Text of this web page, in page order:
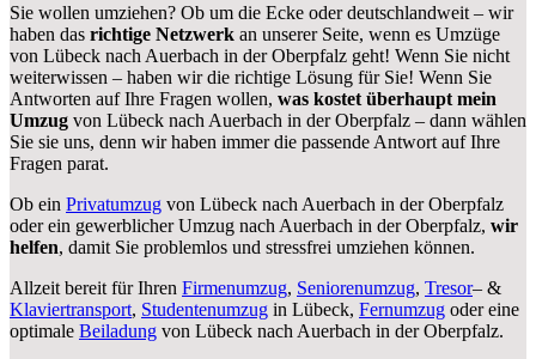
Sie wollen umziehen? Ob um die Ecke oder deutschlandweit – wir
haben das richtige Netzwerk an unserer Seite, wenn es Umzüge
von Lübeck nach Auerbach in der Oberpfalz geht! Wenn Sie nicht
weiterwissen – haben wir die richtige Lösung für Sie! Wenn Sie
Antworten auf Ihre Fragen wollen, was kostet überhaupt mein
Umzug von Lübeck nach Auerbach in der Oberpfalz – dann wählen
Sie sie uns, denn wir haben immer die passende Antwort auf Ihre
Fragen parat.
Ob ein Privatumzug von Lübeck nach Auerbach in der Oberpfalz
oder ein gewerblicher Umzug nach Auerbach in der Oberpfalz, wir
helfen, damit Sie problemlos und stressfrei umziehen können.
Allzeit bereit für Ihren Firmenumzug, Seniorenumzug, Tresor– &
Klaviertransport, Studentenumzug in Lübeck, Fernumzug oder eine
optimale Beiladung von Lübeck nach Auerbach in der Oberpfalz.